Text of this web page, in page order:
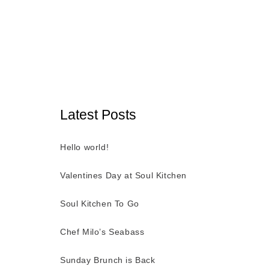
Latest Posts
Hello world!
Valentines Day at Soul Kitchen
Soul Kitchen To Go
Chef Milo’s Seabass
Sunday Brunch is Back